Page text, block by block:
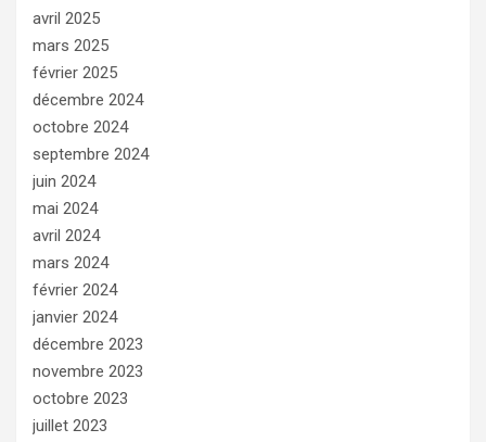
avril 2025
mars 2025
février 2025
décembre 2024
octobre 2024
septembre 2024
juin 2024
mai 2024
avril 2024
mars 2024
février 2024
janvier 2024
décembre 2023
novembre 2023
octobre 2023
juillet 2023